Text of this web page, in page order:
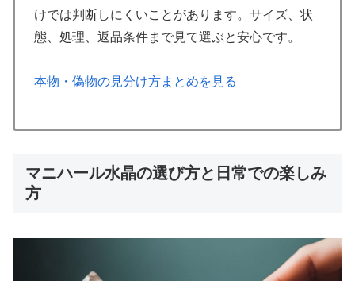
けでは判断しにくいことがあります。サイズ、状
態、処理、返品条件まで見て選ぶと安心です。
本物・偽物の見分け方まとめを見る
マニハール水晶の選び方と日常での楽しみ
方